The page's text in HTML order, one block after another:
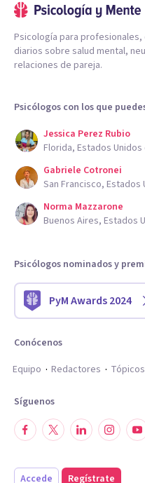
Psicología para
diarios sobre salud mental,
relaciones de pareja.
Psicólogos con los que
Jessica Perez Rubio
Florida, Estados
Gabriele Cotronei
San Francisco, Estados
Norma Mazzarone
Buenos Aires, Estados
Psicólogos nominados y
PyM Awards 2024
Conócenos
Equipo
Redactores Tópicos
Síguenos
Accede Regístrate